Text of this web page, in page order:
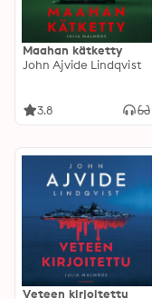
Maahan kätketty
John Ajvide Lindqvist
3.8
Veteen kirjoitettu